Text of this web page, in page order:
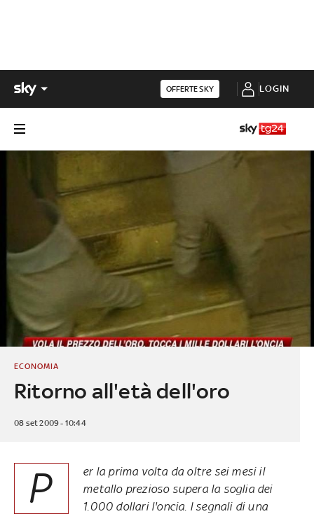
OFFERTE SKY LOGIN
Ritorno all'età dell'oro
ECONOMIA
08 set 2009 - 10:44
P
er la prima volta da oltre sei mesi il
metallo prezioso supera la soglia dei
1.000 dollari l'oncia. I segnali di una